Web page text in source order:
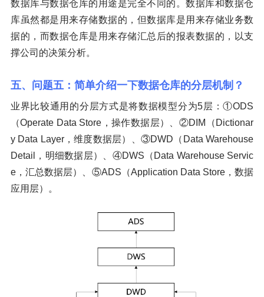
数据库与数据仓库的用途是完全不同的。数据库和数据仓
库虽然都是用来存储数据的，但数据库是用来存储业务数
据的，而数据仓库是用来存储汇总后的报表数据的，以支
撑公司的决策分析。
五、问题五：简单介绍一下数据仓库的分层机制？
业界比较通用的分层方式是将数据模型分为5层：①ODS
（Operate Data Store，操作数据层）、②DIM（Dictionar
y Data Layer，维度数据层）、③DWD（Data Warehouse
Detail，明细数据层）、④DWS（Data Warehouse Servic
e，汇总数据层）、⑤ADS（Application Data Store，数据
应用层）。